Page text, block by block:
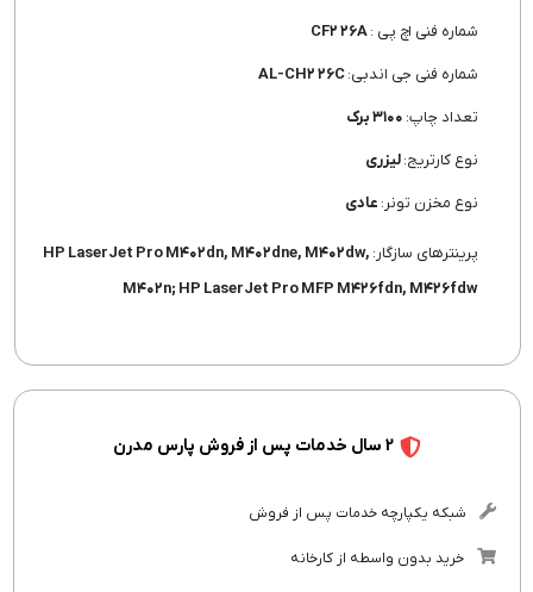
شماره فنی اچ پی :
شماره فنی جی اندبی:
تعداد چاپ:
نوع کارتریج:لیزری
نوع مخزن تونر: عادی
پرینترهای سازگار: HP LaserJet Pro M۴۰۲dn, M۴۰۲dne, M۴۰۲dw,
M۴۰۲n; HP LaserJet Pro MFP M۴۲۶fdn, M۴۲۶fdw
2 سال خدمات پس از فروش پارس مدرن
شبکه یکپارچه خدمات پس از فروش
خرید بدون واسطه از کارخانه